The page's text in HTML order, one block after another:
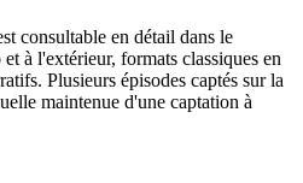
consultable en détail dans le
à l'extérieur, formats classiques en
Plusieurs épisodes captés sur la
maintenue d'une captation à